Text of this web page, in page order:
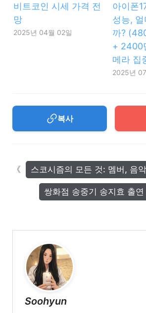
비트코인 시세 가격 전
망
2025년 04월 02일
아이폰
성능,
까?
+ 2400
메라 집
2025년
복사
쌍화점 송중기 송지효 출
스코시즘의 모든 것: 멤버, 음
Soohyun